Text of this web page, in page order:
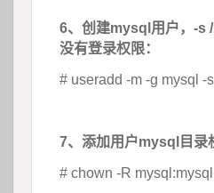
6、创建mysql用户，-s
没有登录权限：
# useradd -m -g mysql -
7、添加用户mysql目录
# chown -R